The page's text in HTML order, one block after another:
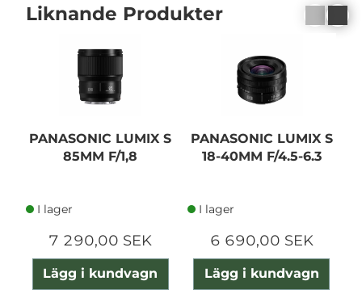
Liknande Produkter
PANASONIC LUMIX S
85MM F/1,8
I lager
7 290,00 SEK
Lägg i kundvagn
PANASONIC LUMIX S
18-40MM F/4.5-6.3
I lager
6 690,00 SEK
Lägg i kundvagn